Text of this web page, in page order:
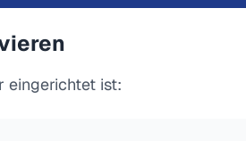
eingerichtet ist: